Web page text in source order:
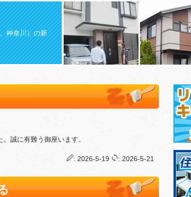
神奈川）の新
誠に有難う御座います。
: 2026-5-19 : 2026-5-21